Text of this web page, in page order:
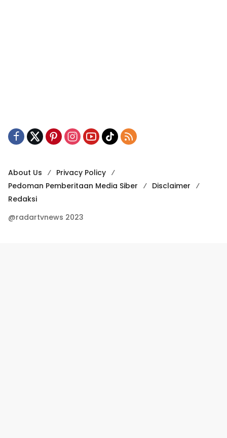
About Us
Privacy Policy
Pedoman Pemberitaan Media Siber
Disclaimer
Redaksi
@radartvnews 2023